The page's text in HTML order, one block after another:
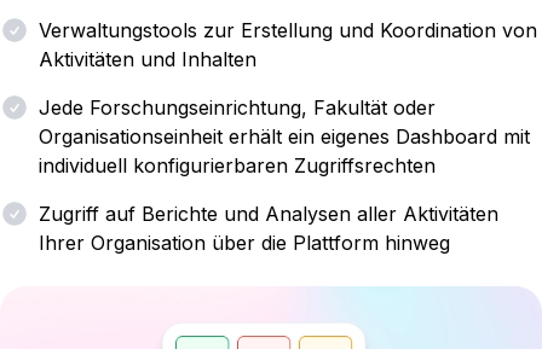
Verwaltungstools zur Erstellung und Koordination von
Aktivitäten und Inhalten
Jede Forschungseinrichtung, Fakultät oder
Organisationseinheit erhält ein eigenes Dashboard mit
individuell konfigurierbaren Zugriffsrechten
Zugriff auf Berichte und Analysen aller Aktivitäten
Ihrer Organisation über die Plattform hinweg